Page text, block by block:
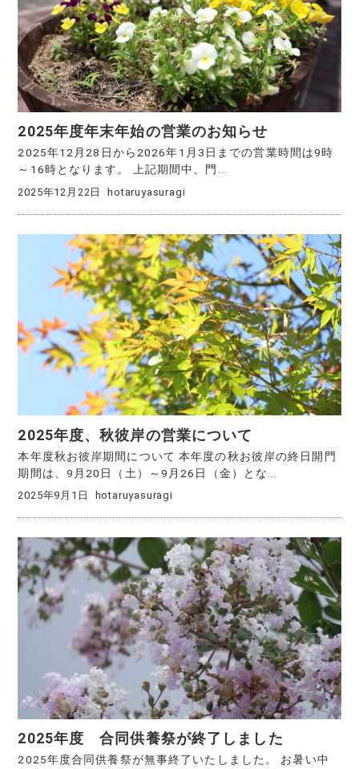
2025年度年末年始の営業のお知らせ
2025年12月28日から2026年1月3日までの営業時間は9時
～16時となります。 上記期間中、門...
2025年12月22日 hotaruyasuragi
2025年度、秋彼岸の営業について
本年度秋お彼岸期間について 本年度の秋お彼岸の終日開門
期間は、9月20日（土）～9月26日（金）とな...
2025年9月1日 hotaruyasuragi
2025年度 合同供養祭が終了しました
2025年度合同供養祭が無事終了いたしました。 お暑い中